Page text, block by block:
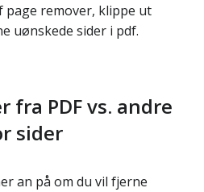
page remover, klippe ut
uønskede sider i pdf.
fra PDF vs. andre
sider
an på om du vil fjerne